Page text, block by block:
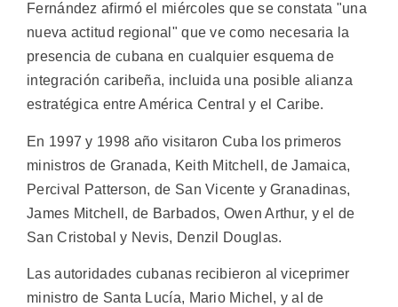
Fernández afirmó el miércoles que se constata "una
nueva actitud regional" que ve como necesaria la
presencia de cubana en cualquier esquema de
integración caribeña, incluida una posible alianza
estratégica entre América Central y el Caribe.
En 1997 y 1998 año visitaron Cuba los primeros
ministros de Granada, Keith Mitchell, de Jamaica,
Percival Patterson, de San Vicente y Granadinas,
James Mitchell, de Barbados, Owen Arthur, y el de
San Cristobal y Nevis, Denzil Douglas.
Las autoridades cubanas recibieron al viceprimer
ministro de Santa Lucía, Mario Michel, y al de